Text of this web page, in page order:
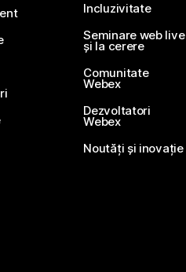
Incluzivitate
Seminare web live
și la cerere
Comunitate
Webex
Dezvoltatori
Webex
Noutăți și inovație